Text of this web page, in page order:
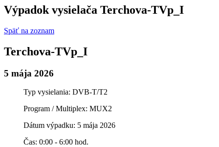
Výpadok vysielača Terchova-TVp_I
Späť na zoznam
Terchova-TVp_I
5 mája 2026
Typ vysielania: DVB-T/T2
Program / Multiplex: MUX2
Dátum výpadku: 5 mája 2026
Čas: 0:00 - 6:00 hod.